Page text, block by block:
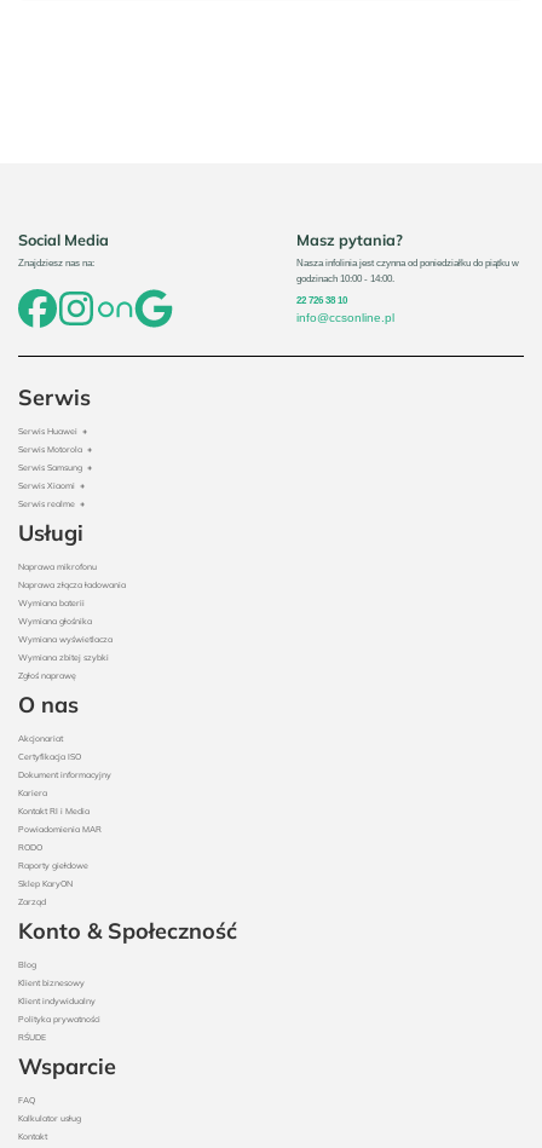
Social Media
Znajdziesz nas na:
Masz pytania?
Nasza infolinia jest czynna od poniedziałku do piątku w
godzinach 10:00 - 14:00.
22 726 38 10
info@ccsonline.pl
Serwis
Serwis Huawei +
Serwis Motorola +
Serwis Samsung +
Serwis Xiaomi +
Serwis realme +
Usługi
Naprawa mikrofonu
Naprawa złącza ładowania
Wymiana baterii
Wymiana głośnika
Wymiana wyświetlacza
Wymiana zbitej szybki
Zgłoś naprawę
O nas
Akcjonariat
Certyfikacja ISO
Dokument informacyjny
Kariera
Kontakt RI i Media
Powiadomienia MAR
RODO
Raporty giełdowe
Sklep KaryON
Zarząd
Konto & Społeczność
Blog
Klient biznesowy
Klient indywidualny
Polityka prywatności
RŚUDE
Wsparcie
FAQ
Kalkulator usług
Kontakt